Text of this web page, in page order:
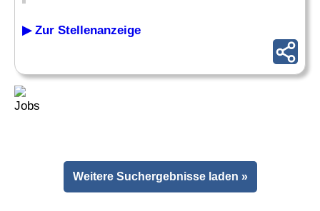
▶ Zur Stellenanzeige
Weitere Suchergebnisse laden »